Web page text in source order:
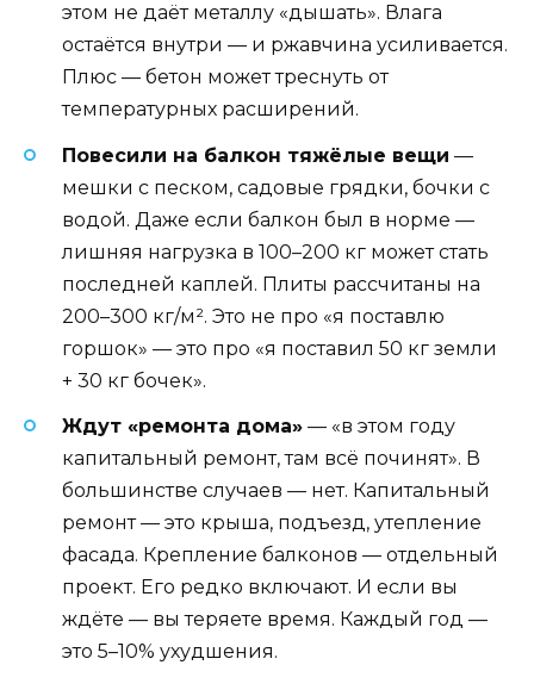
этом не даёт металлу «дышать». Влага
остаётся внутри — и ржавчина усиливается.
Плюс — бетон может треснуть от
температурных расширений.
Повесили на балкон тяжёлые вещи —
мешки с песком, садовые грядки, бочки с
водой. Даже если балкон был в норме —
лишняя нагрузка в 100–200 кг может стать
последней каплей. Плиты рассчитаны на
200–300 кг/м². Это не про «я поставлю
горшок» — это про «я поставил 50 кг земли
+ 30 кг бочек».
Ждут «ремонта дома» — «в этом году
капитальный ремонт, там всё починят». В
большинстве случаев — нет. Капитальный
ремонт — это крыша, подъезд, утепление
фасада. Крепление балконов — отдельный
проект. Его редко включают. И если вы
ждёте — вы теряете время. Каждый год —
это 5–10% ухудшения.